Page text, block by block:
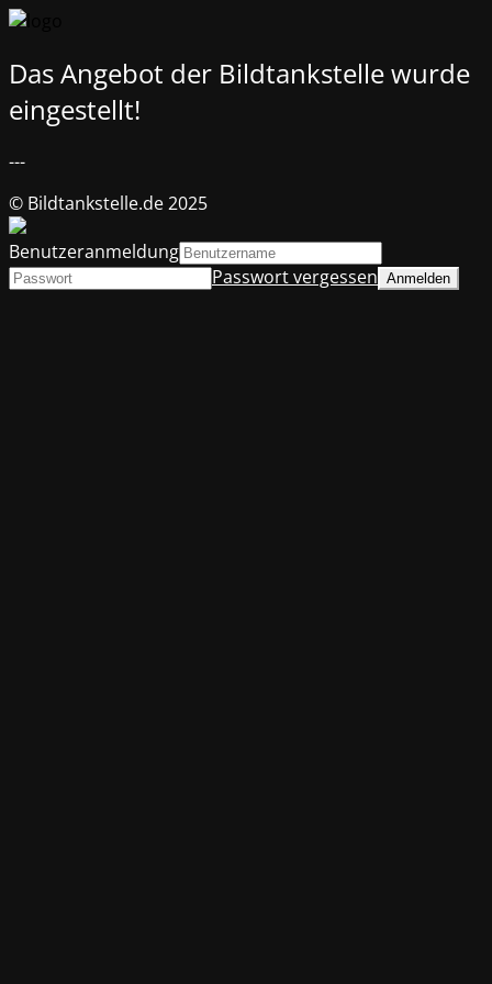
Das Angebot der Bildtankstelle wurde
eingestellt!
---
© Bildtankstelle.de 2025
Benutzeranmeldung
Passwort vergessen